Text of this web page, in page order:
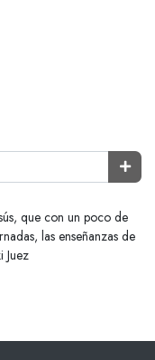
que con un poco de
las enseñanzas de
Juez